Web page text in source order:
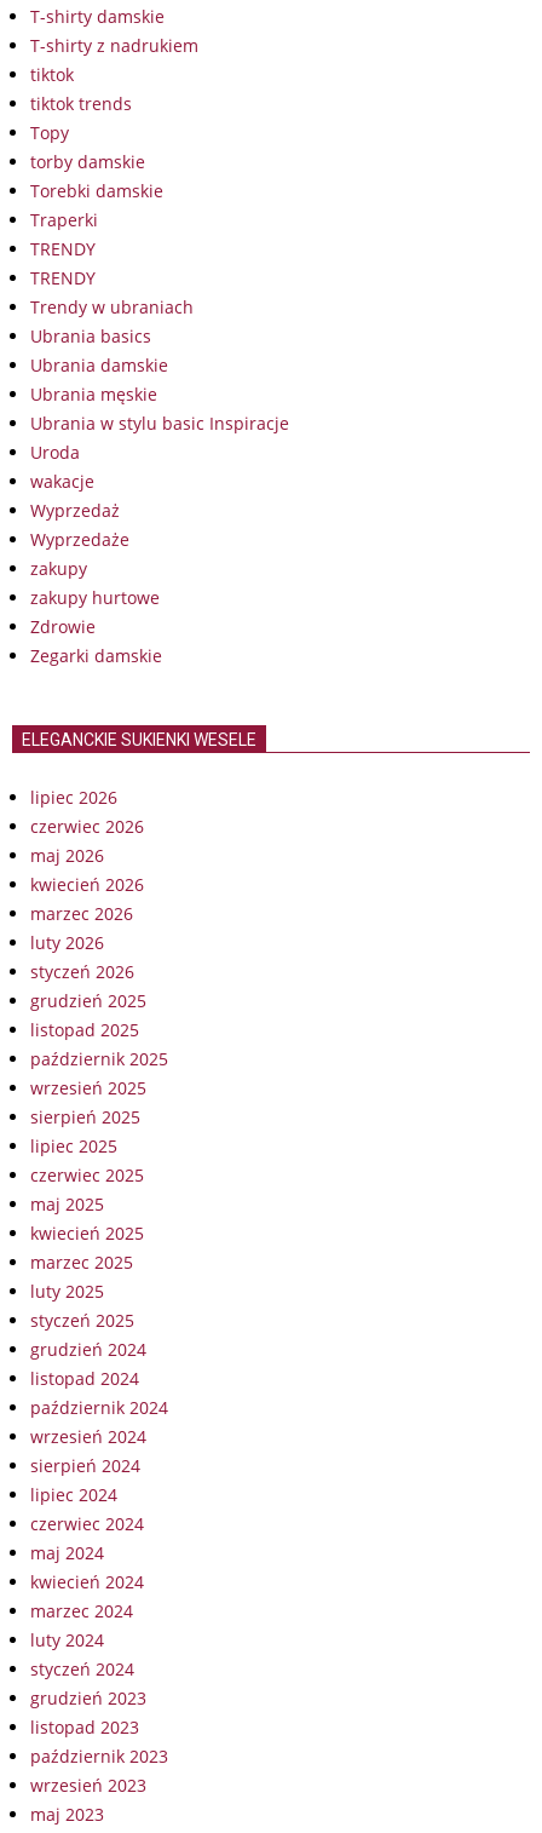
T-shirty damskie
T-shirty z nadrukiem
tiktok
tiktok trends
Topy
torby damskie
Torebki damskie
Traperki
TRENDY
TRENDY
Trendy w ubraniach
Ubrania basics
Ubrania damskie
Ubrania męskie
Ubrania w stylu basic Inspiracje
Uroda
wakacje
Wyprzedaż
Wyprzedaże
zakupy
zakupy hurtowe
Zdrowie
Zegarki damskie
ELEGANCKIE SUKIENKI WESELE
lipiec 2026
czerwiec 2026
maj 2026
kwiecień 2026
marzec 2026
luty 2026
styczeń 2026
grudzień 2025
listopad 2025
październik 2025
wrzesień 2025
sierpień 2025
lipiec 2025
czerwiec 2025
maj 2025
kwiecień 2025
marzec 2025
luty 2025
styczeń 2025
grudzień 2024
listopad 2024
październik 2024
wrzesień 2024
sierpień 2024
lipiec 2024
czerwiec 2024
maj 2024
kwiecień 2024
marzec 2024
luty 2024
styczeń 2024
grudzień 2023
listopad 2023
październik 2023
wrzesień 2023
maj 2023